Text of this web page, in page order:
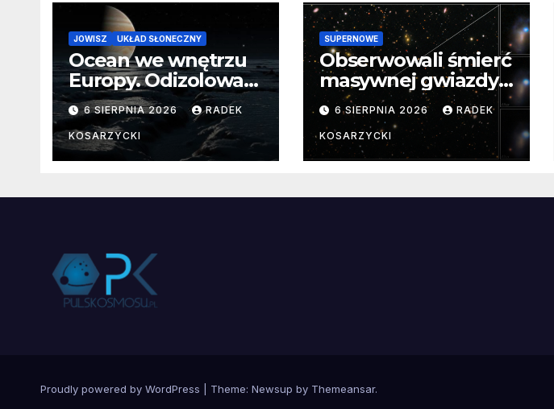
JOWISZ UKŁAD SŁONECZNY
Ocean we wnętrzu
Europy. Odizolowani
przez lodową
barierę
6 SIERPNIA 2026 RADEK
KOSARZYCKI
SUPERNOWE
Obserwowali śmierć
masywnej gwiazdy
od samego
początku.
Niezwykle cenne
dane
6 SIERPNIA 2026 RADEK
KOSARZYCKI
Proudly powered by WordPress Theme: Newsup by Themeansar.